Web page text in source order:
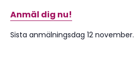
Anmäl dig nu!
Sista anmälningsdag 12 november.